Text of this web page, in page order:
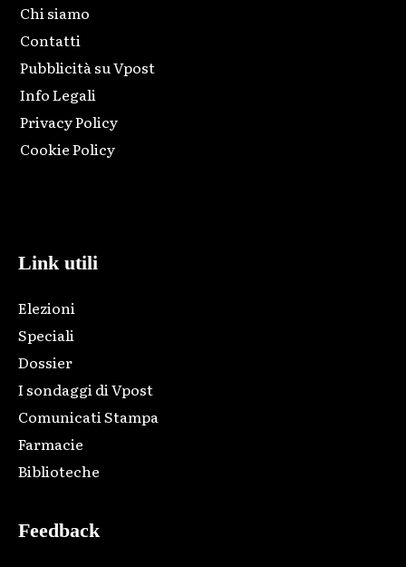
Chi siamo
Contatti
Pubblicità su Vpost
Info Legali
Privacy Policy
Cookie Policy
Link utili
Elezioni
Speciali
Dossier
I sondaggi di Vpost
Comunicati Stampa
Farmacie
Biblioteche
Feedback